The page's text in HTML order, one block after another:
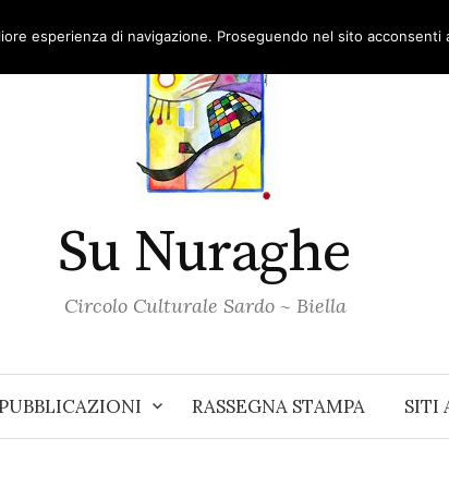
Su Nuraghe
Circolo Culturale Sardo ~ Biella
RASSEGNA STAMPA SITI
esperienza di navigazione. Proseguendo nel sito acconsenti